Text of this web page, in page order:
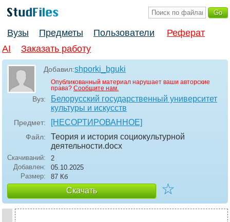
Вузы Предметы Пользователи
Реферат
AI
Заказать работу
Добавил:shporki_bguki
Опубликованный материал нарушает ваши авторские
права? Сообщите нам.
Вуз:
Белорусский государственный университет
культуры и искусств
Предмет: [НЕСОРТИРОВАННОЕ]
Файл:
Теория и история социокультурной
деятельности.docx
Скачиваний:
2
Добавлен:
05.10.2025
Размер:
87 Кб
Скачать ☆